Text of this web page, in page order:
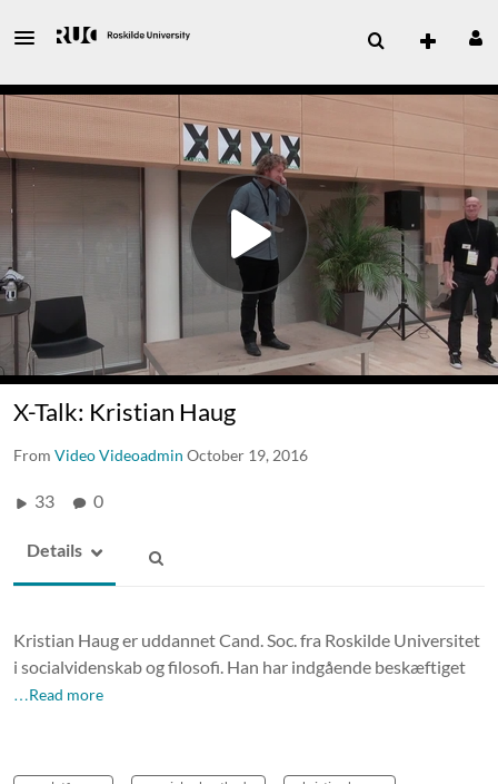
X-Talk: Kristian Haug
From Video Videoadmin October 19, 2016
33 0
Details
Kristian Haug er uddannet Cand. Soc. fra Roskilde Universitet
i socialvidenskab og filosofi. Han har indgående beskæftiget
…Read more